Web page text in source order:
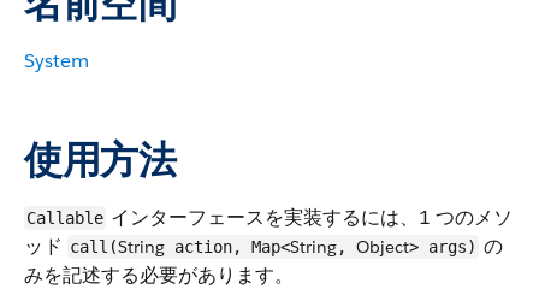
System
使用方法
Callable インターフェースを実装するには、1 つのメソ
ッド call(String action, Map<String, Object> args) の
みを記述する必要があります。